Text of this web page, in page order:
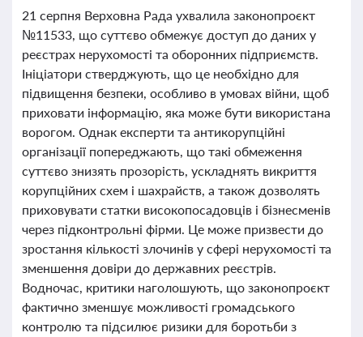
21 серпня Верховна Рада ухвалила законопроєкт
№11533, що суттєво обмежує доступ до даних у
реєстрах нерухомості та оборонних підприємств.
Ініціатори стверджують, що це необхідно для
підвищення безпеки, особливо в умовах війни, щоб
приховати інформацію, яка може бути використана
ворогом. Однак експерти та антикорупційні
організації попереджають, що такі обмеження
суттєво знизять прозорість, ускладнять викриття
корупційних схем і шахрайств, а також дозволять
приховувати статки високопосадовців і бізнесменів
через підконтрольні фірми. Це може призвести до
зростання кількості злочинів у сфері нерухомості та
зменшення довіри до державних реєстрів.
Водночас, критики наголошують, що законопроєкт
фактично зменшує можливості громадського
контролю та підсилює ризики для боротьби з